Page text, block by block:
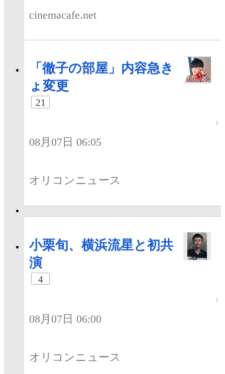
cinemacafe.net
「徹子の部屋」内容急き
ょ変更
21
08月07日 06:05
オリコンニュース
小栗旬、横浜流星と初共
演
4
08月07日 06:00
オリコンニュース